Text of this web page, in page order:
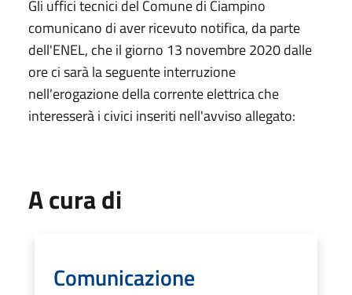
Gli uffici tecnici del Comune di Ciampino
comunicano di aver ricevuto notifica, da parte
dell'ENEL, che il giorno 13 novembre 2020 dalle
ore ci sarà la seguente interruzione
nell'erogazione della corrente elettrica che
interesserà i civici inseriti nell'avviso allegato:
A cura di
Comunicazione